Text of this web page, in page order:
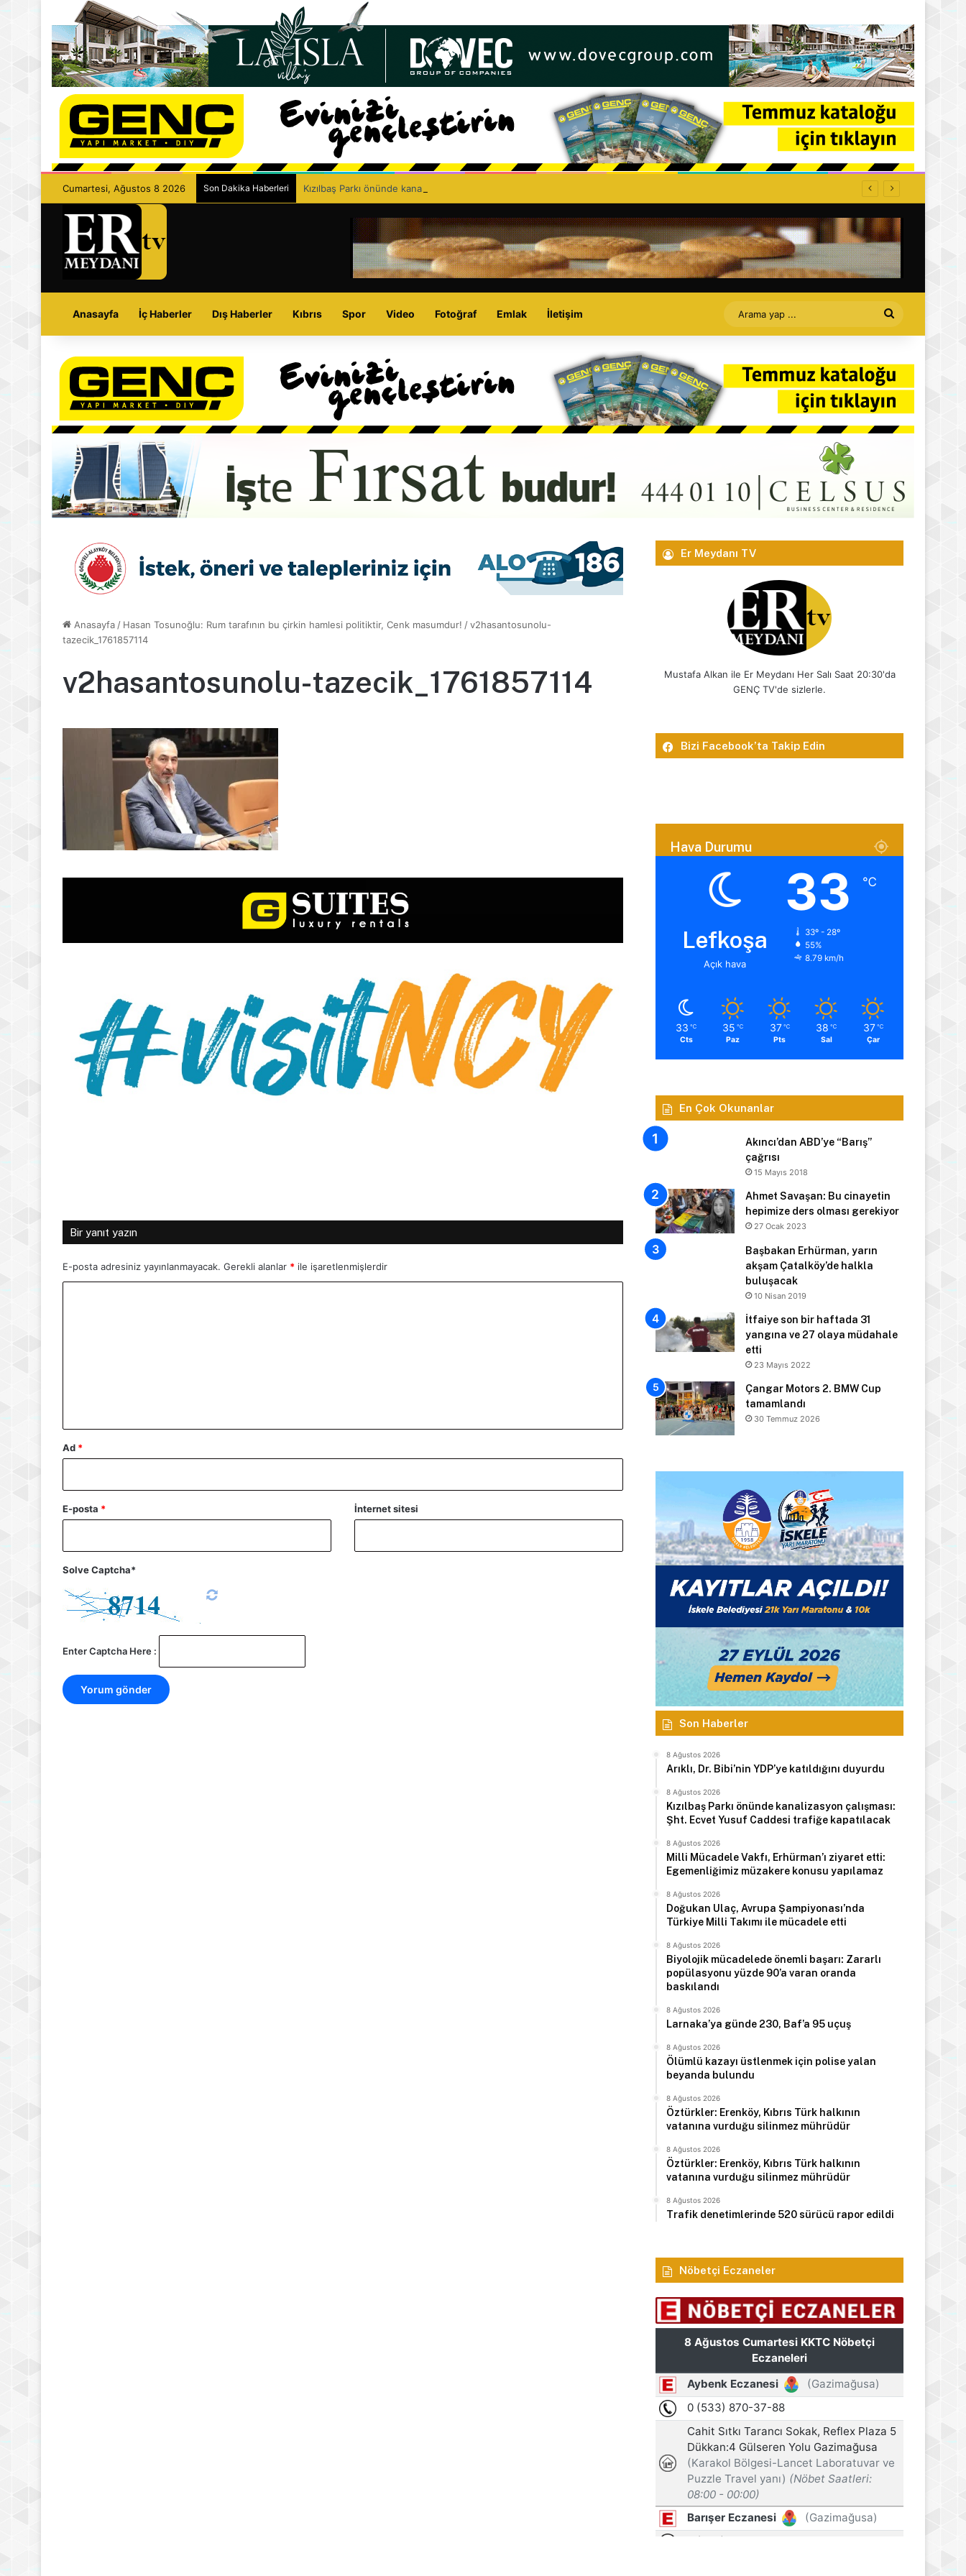
Cumartesi, Ağustos 8 2026 Son Dakika Haberleri Kızılbaş Parkı önünde kanalizasyon çalışması: Şht. Ecvet Yusuf Caddesi trafiğe kapatılacak
Anasayfa İç Haberler Dış Haberler Kıbrıs Spor Video Fotoğraf Emlak İletişim
Arama
yap
...
Anasayfa / Hasan Tosunoğlu: Rum tarafının bu çirkin hamlesi politiktir, Cenk masumdur! /v2hasantosunolu-
tazecik_1761857114
v2hasantosunolu-tazecik_1761857114
Bir yanıt yazın
E-posta adresiniz yayınlanmayacak. Gerekli alanlar * ile işaretlenmişlerdir
Ad *
E-posta * İnternet sitesi
Solve Captcha*
Enter Captcha Here :
Er Meydanı TV
Mustafa Alkan ile Er Meydanı Her Salı Saat 20:30'da
GENÇ TV'de sizlerle.
Bizi Facebook’ta Takip Edin
Hava Durumu
Lefkoşa
Açık hava
33 ℃
33º - 28º
55%
8.79 km/h
33 ℃
Cts
35 ℃
Paz
37 ℃
Pts
38 ℃
Sal
37 ℃
Çar
En Çok Okunanlar
Akıncı’dan ABD’ye “Barış”
çağrısı
15 Mayıs 2018
Ahmet Savaşan: Bu cinayetin
hepimize ders olması gerekiyor
27 Ocak 2023
Başbakan Erhürman, yarın
akşam Çatalköy’de halkla
buluşacak
10 Nisan 2019
İtfaiye son bir haftada 31
yangına ve 27 olaya müdahale
etti
23 Mayıs 2022
Çangar Motors 2. BMW Cup
tamamlandı
30 Temmuz 2026
Son Haberler
8 Ağustos 2026
Arıklı, Dr. Bibi’nin YDP’ye katıldığını duyurdu
8 Ağustos 2026
Kızılbaş Parkı önünde kanalizasyon çalışması:
Şht. Ecvet Yusuf Caddesi trafiğe kapatılacak
8 Ağustos 2026
Milli Mücadele Vakfı, Erhürman’ı ziyaret etti:
Egemenliğimiz müzakere konusu yapılamaz
8 Ağustos 2026
Doğukan Ulaç, Avrupa Şampiyonası’nda
Türkiye Milli Takımı ile mücadele etti
8 Ağustos 2026
Biyolojik mücadelede önemli başarı: Zararlı
popülasyonu yüzde 90’a varan oranda
baskılandı
8 Ağustos 2026
Larnaka’ya günde 230, Baf’a 95 uçuş
8 Ağustos 2026
Ölümlü kazayı üstlenmek için polise yalan
beyanda bulundu
8 Ağustos 2026
Öztürkler: Erenköy, Kıbrıs Türk halkının
vatanına vurduğu silinmez mührüdür
8 Ağustos 2026
Öztürkler: Erenköy, Kıbrıs Türk halkının
vatanına vurduğu silinmez mührüdür
8 Ağustos 2026
Trafik denetimlerinde 520 sürücü rapor edildi
Nöbetçi Eczaneler